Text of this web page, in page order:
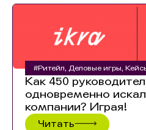
#Ритейл, Деловые игры,
Как 450
одновременно
компании? Играя!
Читать